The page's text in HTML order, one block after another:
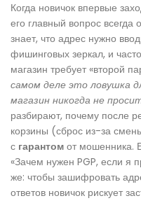
Когда новичок впервые
его главный вопрос всегда
знает, что адрес нужно
фишинговых зеркал, и
магазин требует «второй
самом деле это ловушка
магазин никогда не
разбирают, почему после
корзины (сброс из-за
с гарантом от мошенника.
«Зачем нужен PGP, если я
же: чтобы зашифровать
ответов новичок рискует